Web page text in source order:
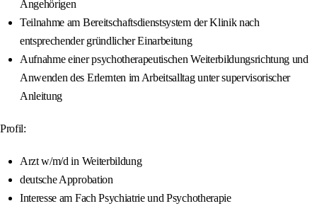
Angehörigen
Teilnahme am Bereitschaftsdienstsystem der Klinik nach
entsprechender gründlicher Einarbeitung
Aufnahme einer psychotherapeutischen Weiterbildungsrichtung und
Anwenden des Erlernten im Arbeitsalltag unter supervisorischer
Anleitung
Profil:
Arzt w/m/d in Weiterbildung
deutsche Approbation
Interesse am Fach Psychiatrie und Psychotherapie